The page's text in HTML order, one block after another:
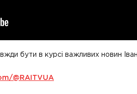
бути в курсі важливих новин
@RAITVUA